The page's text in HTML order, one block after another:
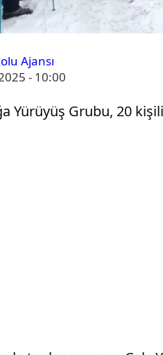
Ajansı
- 10:00
Yürüyüş Grubu, 20